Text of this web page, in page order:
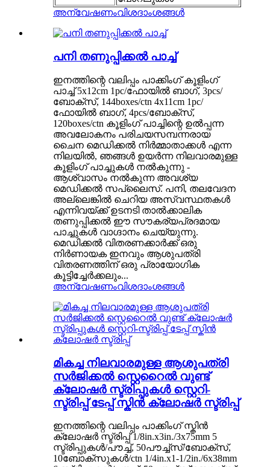
അന്വേഷണംവിശദാംശങ്ങൾ
പനി തണുപ്പിക്കൽ പാച്ച്
ഇനത്തിന്റെ വലിപ്പം പാക്കിംഗ് കൂളിംഗ്
പാച്ച് 5x12cm 1pc/ഫോയിൽ ബാഗ്, 3pcs/
ബോക്സ്, 144boxes/ctn 4x11cm 1pc/
ഫോയിൽ ബാഗ്, 4pcs/ബോക്സ്,
120boxes/ctn കൂളിംഗ് പാച്ചിന്റെ ഉൽപ്പന്ന
അവലോകനം പരിചയസമ്പന്നരായ
ചൈന മെഡിക്കൽ നിർമ്മാതാക്കൾ എന്ന
നിലയിൽ, ഞങ്ങൾ ഉയർന്ന നിലവാരമുള്ള
കൂളിംഗ് പാച്ചുകൾ നൽകുന്നു -
ആശ്വാസം നൽകുന്ന അവശ്യ
മെഡിക്കൽ സപ്ലൈസ്. പനി, തലവേദന
അല്ലെങ്കിൽ ചെറിയ അസ്വസ്ഥതകൾ
എന്നിവയ്ക്ക് ഉടനടി താൽക്കാലിക
തണുപ്പിക്കൽ ഈ സൗകര്യപ്രദമായ
പാച്ചുകൾ വാഗ്ദാനം ചെയ്യുന്നു.
മെഡിക്കൽ വിതരണക്കാർക്ക് ഒരു
നിർണായക ഇനവും ആശുപത്രി
വിതരണത്തിന് ഒരു പ്രായോഗിക
കൂട്ടിച്ചേർക്കലും...
അന്വേഷണംവിശദാംശങ്ങൾ
മികച്ച നിലവാരമുള്ള ആശുപത്രി
സർജിക്കൽ സ്റ്റെറൈൽ വുണ്ട്
ക്ലോഷർ സ്ട്രിപ്പുകൾ സ്റ്റെറി-
സ്ട്രിപ്പ് ടേപ്പ് സ്കിൻ ക്ലോഷർ സ്ട്രിപ്പ്
ഇനത്തിന്റെ വലിപ്പം പാക്കിംഗ് സ്കിൻ
ക്ലോഷർ സ്ട്രിപ്പ് 1/8in.x3in./3x75mm 5
സ്ട്രിപ്പുകൾ/പൗച്ച്, 50പൗച്ച്സ്/ബോക്സ്,
10ബോക്സുകൾ/ctn 1/4in.x1-1/2in./6x38mm